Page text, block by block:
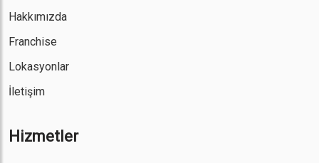
Hakkımızda
Franchise
Lokasyonlar
İletişim
Hizmetler